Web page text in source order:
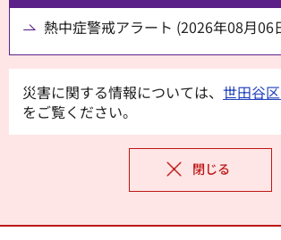
熱中症警戒アラート (2026年08月06
災害に関する情報については、 世田谷
をご覧ください。
閉じる